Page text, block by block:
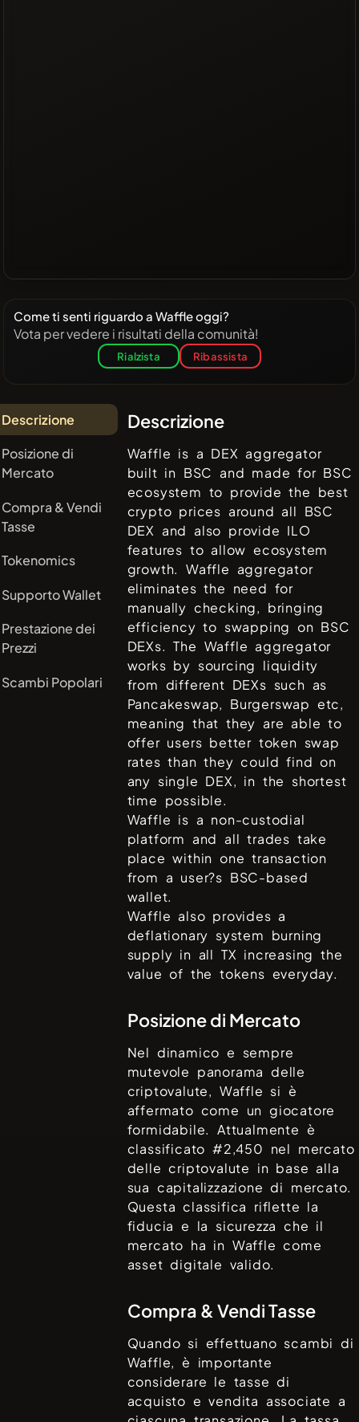
Come ti senti riguardo a Waffle oggi?
Vota per vedere i risultati della comunità!
Rialzista Ribassista
Descrizione
Posizione di
Mercato
Compra & Vendi
Tasse
Tokenomics
Supporto Wallet
Prestazione dei
Prezzi
Scambi Popolari
Descrizione
Waffle is a DEX aggregator
built in BSC and made for BSC
ecosystem to provide the best
crypto prices around all BSC
DEX and also provide ILO
features to allow ecosystem
growth. Waffle aggregator
eliminates the need for
manually checking, bringing
efficiency to swapping on BSC
DEXs. The Waffle aggregator
works by sourcing liquidity
from different DEXs such as
Pancakeswap, Burgerswap etc,
meaning that they are able to
offer users better token swap
rates than they could find on
any single DEX, in the shortest
time possible.
Waffle is a non-custodial
platform and all trades take
place within one transaction
from a user?s BSC-based
wallet.
Waffle also provides a
deflationary system burning
supply in all TX increasing the
value of the tokens everyday.
Posizione di Mercato
Nel dinamico e sempre
mutevole panorama delle
criptovalute, Waffle si è
affermato come un giocatore
formidabile. Attualmente è
classificato #2,450 nel mercato
delle criptovalute in base alla
sua capitalizzazione di mercato.
Questa classifica riflette la
fiducia e la sicurezza che il
mercato ha in Waffle come
asset digitale valido.
Compra & Vendi Tasse
Quando si effettuano scambi di
Waffle, è importante
considerare le tasse di
acquisto e vendita associate a